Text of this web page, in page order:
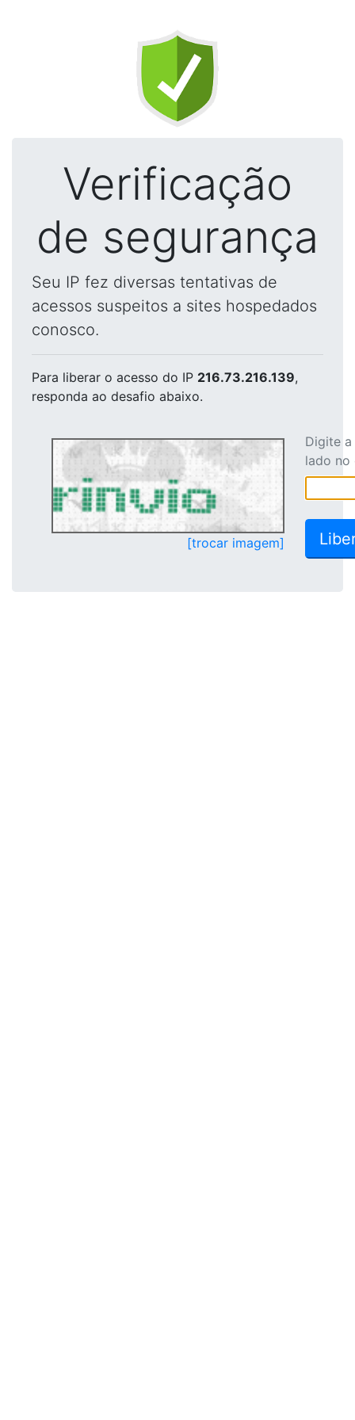
Verificação
de segurança
Seu IP fez diversas tentativas de
acessos suspeitos a sites hospedados
conosco.
Para liberar o acesso do IP 216.73.216.139,
responda ao desafio abaixo.
[trocar imagem]
Digite
lado no